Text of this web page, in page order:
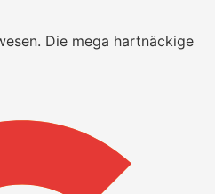
Die mega hartnäckige